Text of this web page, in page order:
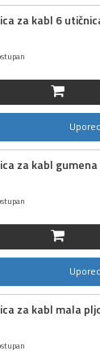
za kabl 6
za kabl
za kabl mala